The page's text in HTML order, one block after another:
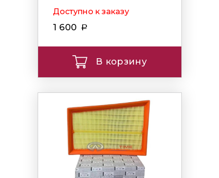
Доступно к заказу
1 600
В корзину